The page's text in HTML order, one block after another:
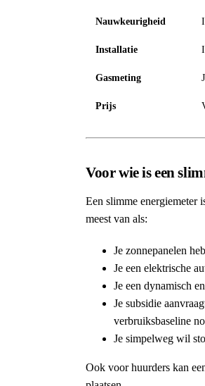
Nauwkeurigheid
Installatie
Gasmeting
Prijs
Voor wie is een
Een slimme energiemeter
meest van als:
Je zonnepanelen
Je een elektrische
Je een dynamisch
Je subsidie
verbruiksbaseline
Je simpelweg wil
Ook voor huurders kan